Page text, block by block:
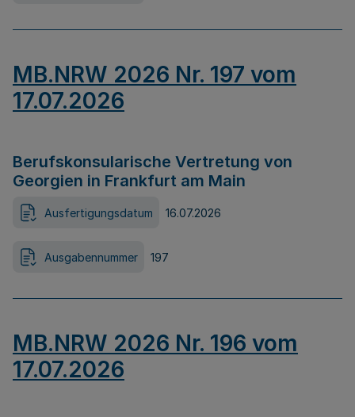
MB.NRW 2026 Nr. 197 vom
17.07.2026
Berufskonsularische Vertretung von
Georgien in Frankfurt am Main
Ausfertigungsdatum 16.07.2026
Ausgabennummer 197
MB.NRW 2026 Nr. 196 vom
17.07.2026